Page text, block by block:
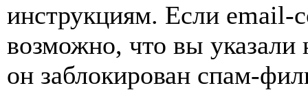
инструкциям. Если email-
возможно, что вы
он заблокирован спам-